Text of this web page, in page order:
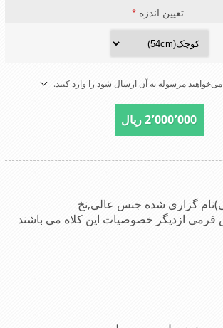
تعیین اندزه*
مرسوله به آن ارسال شود را وارد کنید.
2٬000٬000 ریال
گزاری شده جنس عالی,نخ
ازدیگر خصوصیات این کلاه می باشند